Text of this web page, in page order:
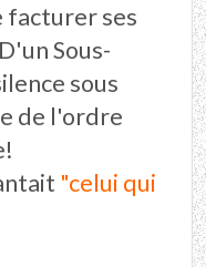
facturer ses
Sous-
sous
de l'ordre
"celui qui